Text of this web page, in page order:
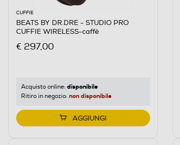
CUFFIE
BEATS BY DR.DRE - STUDIO PRO
CUFFIE WIRELESS-caffè
€ 297,00
Acquisto online: disponibile
Ritiro in negozio: non disponibile
AGGIUNGI